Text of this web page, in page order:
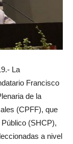
La
Francisco
de la
(CPFF), que
(SHCP),
a nivel